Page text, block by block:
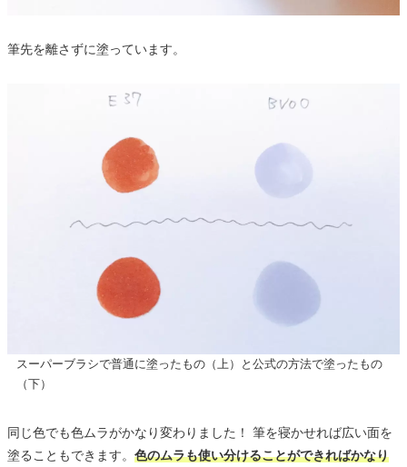
筆先を離さずに塗っています。
スーパーブラシで普通に塗ったもの（上）と公式の方法で塗ったもの
（下）
同じ色でも色ムラがかなり変わりました！ 筆を寝かせれば広い面を
塗ることもできます。 色のムラも使い分けることができればかなり